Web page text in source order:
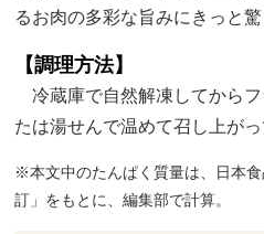
るお肉の多彩な旨みにきっと驚
【調理方法】
冷蔵庫で自然解凍してからフ
たは湯せんで温めて召し上がっ
※本文中のたんぱく質量は、日本
訂」をもとに、編集部で計算。